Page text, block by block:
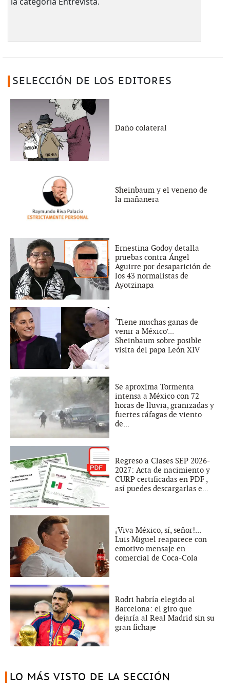
SELECCIÓN DE LOS EDITORES
Daño colateral
Sheinbaum y el veneno de
la mañanera
Ernestina Godoy detalla
pruebas contra Ángel
Aguirre por desaparición de
los 43 normalistas de
Ayotzinapa
‘Tiene muchas ganas de
venir a México’...
Sheinbaum sobre posible
visita del papa León XIV
Se aproxima Tormenta
intensa a México con 72
horas de lluvia, granizadas y
fuertes ráfagas de viento
de...
Regreso a Clases SEP 2026-
2027: Acta de nacimiento y
CURP certificadas en PDF ,
así puedes descargarlas e...
¡Viva México, sí, señor!...
Luis Miguel reaparece con
emotivo mensaje en
comercial de Coca-Cola
Rodri habría elegido al
Barcelona: el giro que
dejaría al Real Madrid sin su
gran fichaje
LO MÁS VISTO DE LA SECCIÓN